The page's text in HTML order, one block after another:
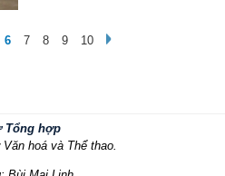
6 7 8 9 10
Tổng hợp
hoá và Thể thao.